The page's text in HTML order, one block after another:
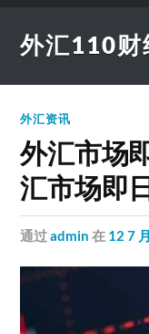
外汇110财
外汇资讯
外汇市场
汇市场即
通过admin 在 12 7